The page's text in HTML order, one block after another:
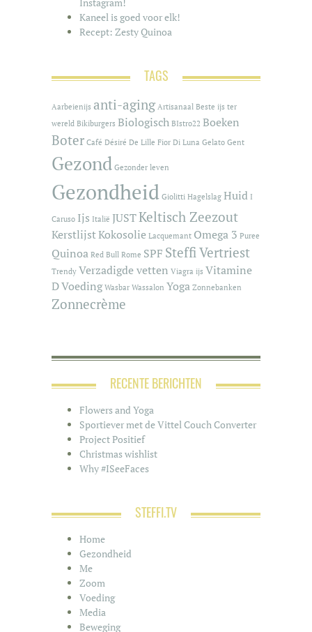
Kaneel is goed voor elk!
Recept: Zesty Quinoa
TAGS
Aarbeienijs anti-aging Artisanaal Beste ijs ter
wereld Bikiburgers Biologisch BIstro22 Boeken
Boter Café Désiré De Lille Fior Di Luna Gelato Gent
Gezond Gezonder leven
Gezondheid Giolitti Hagelslag Huid I
Caruso Ijs Italië JUSTKeltisch Zeezout
KerstlijstKokosolie Lacquemant Omega 3 Puree
Quinoa Red Bull Rome SPF Steffi Vertriest
Trendy Verzadigde vetten Viagra ijs Vitamine
DVoeding Wasbar Wassalon Yoga Zonnebanken
Zonnecrème
RECENTE BERICHTEN
Flowers and Yoga
Sportiever met de Vittel Couch Converter
Project Positief
Christmas wishlist
Why #ISeeFaces
STEFFI.TV
Home
Gezondheid
Me
Zoom
Voeding
Media
Beweging